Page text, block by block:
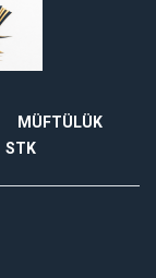
MÜFTÜLÜK
STK